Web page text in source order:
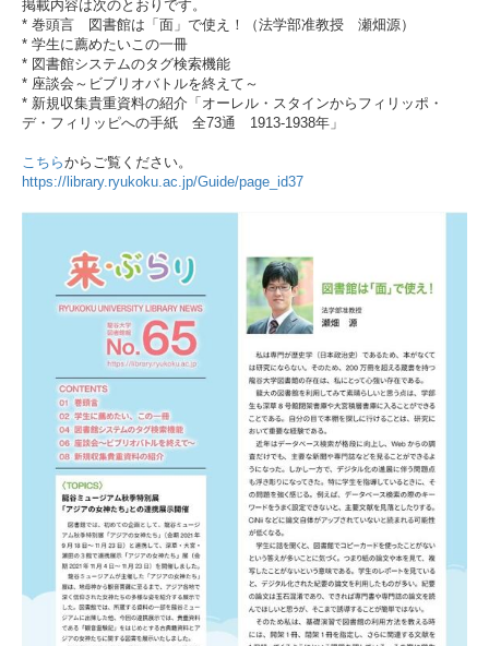
掲載内容は次のとおりです。
* 巻頭言 図書館は「面」で使え！（法学部准教授 瀬畑源）
* 学生に薦めたいこの一冊
* 図書館システムのタグ検索機能
* 座談会～ビブリオバトルを終えて～
* 新規収集貴重資料の紹介「オーレル・スタインからフィリッポ・
デ・フィリッピへの手紙 全73通 1913-1938年」
こちらからご覧ください。
https://library.ryukoku.ac.jp/Guide/page_id37